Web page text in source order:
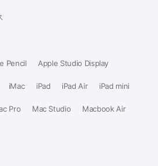
Pencil Apple Studio Display
iMac iPad iPad Air iPad mini
Pro Mac Studio Macbook Air